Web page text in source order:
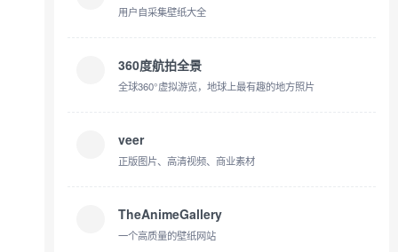
用户自采集壁纸大全
360度航拍全景
全球360°虚拟游览，地球上最有趣的地方照片
veer
正版图片、高清视频、商业素材
TheAnimeGallery
一个高质量的壁纸网站